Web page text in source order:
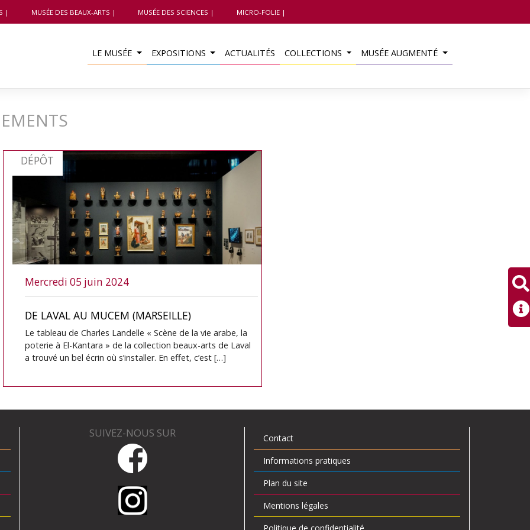
MUSÉE DES BEAUX-ARTS MUSÉE DES SCIENCES MICRO-FOLIE
LE MUSÉE EXPOSITIONS ACTUALITÉS COLLECTIONS MUSÉE AUGMENTÉ
DÉPÔT
mercredi 05 juin 2024
DE LAVAL AU MUCEM (MARSEILLE)
Le tableau de Charles Landelle « Scène de la vie arabe, la
poterie à El-Kantara » de la collection beaux-arts de Laval
a trouvé un bel écrin où s’installer. En effet, c’est […]
SUIVEZ-NOUS SUR
Contact
Informations pratiques
Plan du site
Mentions légales